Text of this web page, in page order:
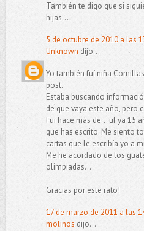
También te digo que si
hijas...
5 de octubre de 2010 a las
Unknown dijo...
Yo también fuí niña
post.
Estaba buscando
de que vaya este año, pero
Fui hace más de... uf ya 15
que has escrito. Me siento
cartas que le escribía yo a
Me he acordado de los
olimpiadas...
Gracias por este rato!
17 de marzo de 2011 a las
molinos dijo...